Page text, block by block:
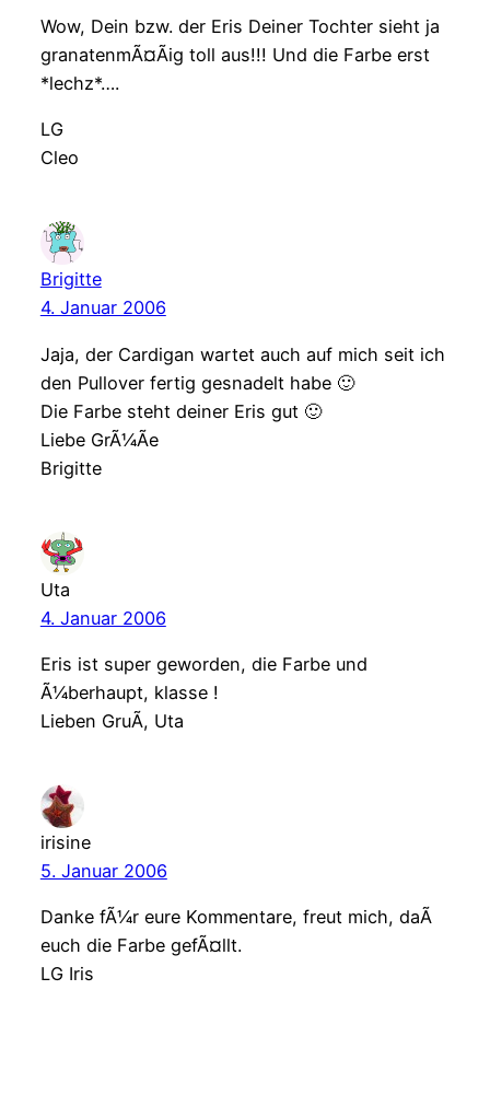
Wow, Dein bzw. der Eris Deiner Tochter sieht ja
granatenmÃ¤Ãig toll aus!!! Und die Farbe erst
*lechz*….
LG
Cleo
Brigitte
4. Januar 2006
Jaja, der Cardigan wartet auch auf mich seit ich
den Pullover fertig gesnadelt habe 🙂
Die Farbe steht deiner Eris gut 🙂
Liebe GrÃ¼Ãe
Brigitte
Uta
4. Januar 2006
Eris ist super geworden, die Farbe und
Ã¼berhaupt, klasse !
Lieben GruÃ, Uta
irisine
5. Januar 2006
Danke fÃ¼r eure Kommentare, freut mich, daÃ
euch die Farbe gefÃ¤llt.
LG Iris